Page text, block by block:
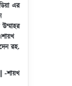
এর
রহ.
-শায়খ